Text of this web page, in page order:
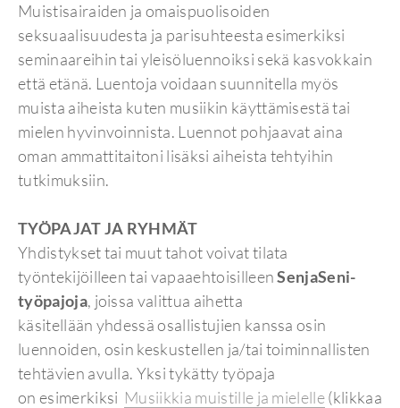
Muistisairaiden ja omaispuolisoiden
seksuaalisuudesta ja parisuhteesta esimerkiksi
seminaareihin tai yleisöluennoiksi sekä kasvokkain
että etänä. Luentoja voidaan suunnitella myös
muista aiheista kuten musiikin käyttämisestä tai
mielen hyvinvoinnista. Luennot pohjaavat aina
oman ammattitaitoni lisäksi aiheista tehtyihin
tutkimuksiin.
TYÖPAJAT JA RYHMÄT
Yhdistykset tai muut tahot voivat tilata
työntekijöilleen tai vapaaehtoisilleenSenjaSeni-
työpajoja, joissa valittua aihetta
käsitellään yhdessä osallistujien kanssa osin
luennoiden, osin keskustellen ja/tai toiminnallisten
tehtävien avulla. Yksi tykätty työpaja
on esimerkiksi Musiikkia muistille ja mielelle(klikkaa